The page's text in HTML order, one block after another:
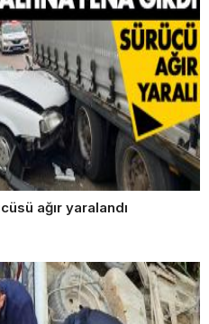
ağır yaralandı